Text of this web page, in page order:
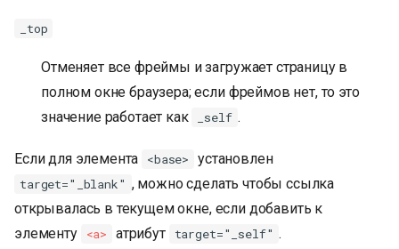
_top
Отменяет все фреймы и загружает страницу в
полном окне браузера; если фреймов нет, то это
значение работает как
_self .
Если для элемента <base> установлен
target="_blank" , можно сделать чтобы ссылка
открывалась в текущем окне, если добавить к
элементу
<a> атрибут target="_self" .